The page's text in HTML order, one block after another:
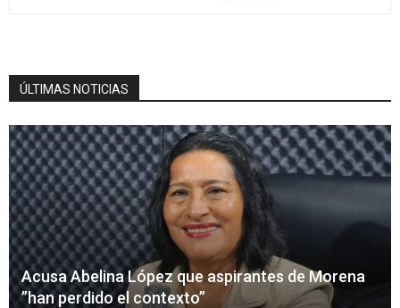
ÚLTIMAS NOTICIAS
Acusa Abelina López que aspirantes de Morena
”han perdido el contexto”